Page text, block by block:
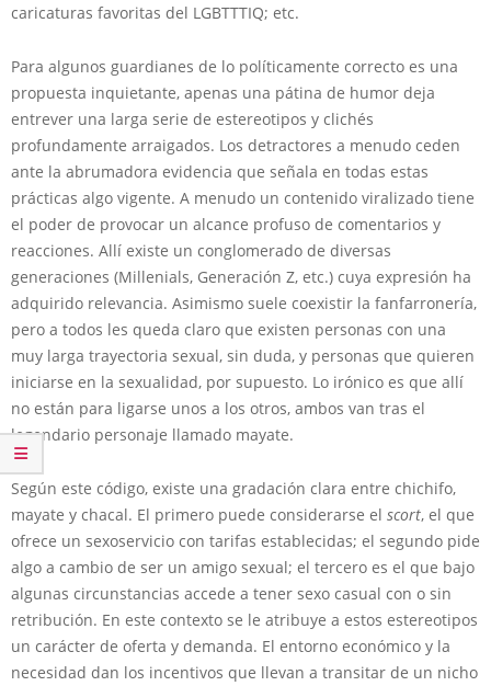
caricaturas favoritas del LGBTTTIQ; etc.
Para algunos guardianes de lo políticamente correcto es una
propuesta inquietante, apenas una pátina de humor deja
entrever una larga serie de estereotipos y clichés
profundamente arraigados. Los detractores a menudo ceden
ante la abrumadora evidencia que señala en todas estas
prácticas algo vigente. A menudo un contenido viralizado tiene
el poder de provocar un alcance profuso de comentarios y
reacciones. Allí existe un conglomerado de diversas
generaciones (Millenials, Generación Z, etc.) cuya expresión ha
adquirido relevancia. Asimismo suele coexistir la fanfarronería,
pero a todos les queda claro que existen personas con una
muy larga trayectoria sexual, sin duda, y personas que quieren
iniciarse en la sexualidad, por supuesto. Lo irónico es que allí
no están para ligarse unos a los otros, ambos van tras el
legendario personaje llamado mayate.
Según este código, existe una gradación clara entre chichifo,
mayate y chacal. El primero puede considerarse el scort, el que
ofrece un sexoservicio con tarifas establecidas; el segundo pide
algo a cambio de ser un amigo sexual; el tercero es el que bajo
algunas circunstancias accede a tener sexo casual con o sin
retribución. En este contexto se le atribuye a estos estereotipos
un carácter de oferta y demanda. El entorno económico y la
necesidad dan los incentivos que llevan a transitar de un nicho